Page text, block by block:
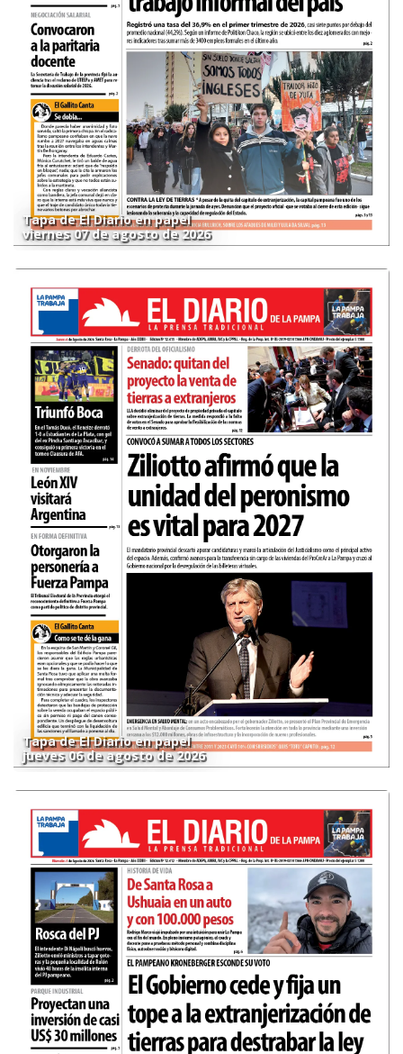
Tapa de El Diario en papel
viernes 07 de agosto de 2026
Tapa de El Diario en papel
jueves 06 de agosto de 2026